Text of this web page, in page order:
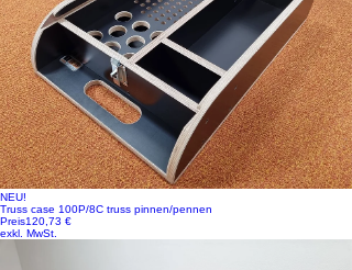
NEU!
Truss case 100P/8C truss pinnen/pennen
Preis120,73 €
exkl. MwSt.